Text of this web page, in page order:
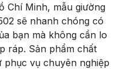
Chí Minh, mẫu giường
sẽ nhanh chóng có
bạn mà không cần lo
ráp. Sản phẩm chất
phục vụ chuyên nghiệp